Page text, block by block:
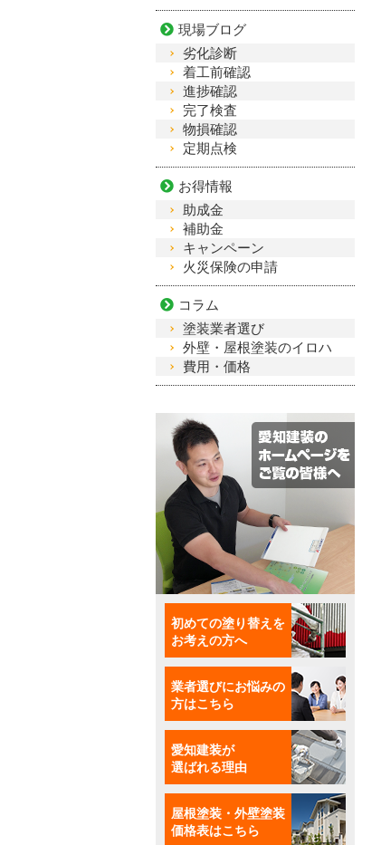
現場ブログ
劣化診断
着工前確認
進捗確認
完了検査
物損確認
定期点検
お得情報
助成金
補助金
キャンペーン
火災保険の申請
コラム
塗装業者選び
外壁・屋根塗装のイロハ
費用・価格
初めての塗り替えを
お考えの方へ
業者選びにお悩みの
方はこちら
愛知建装が
選ばれる理由
屋根塗装・外壁塗装
価格表はこちら